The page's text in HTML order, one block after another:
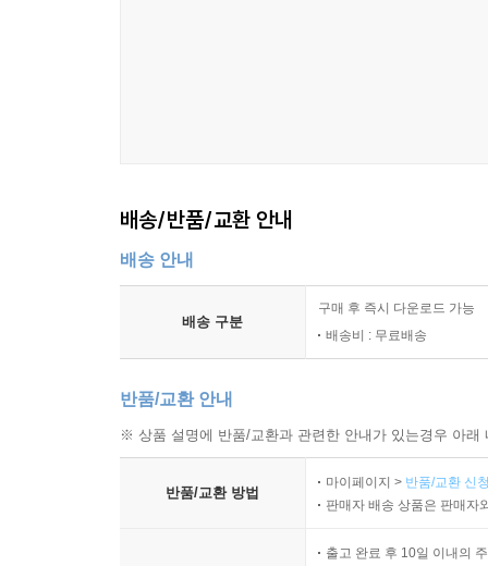
배송/반품/교환 안내
배송 안내
배송 구분
구매 후 즉시 다운로드 가능
배송비 : 무료배송
반품/교환 안내
※ 상품 설명에 반품/교환과 관련한 안내가 있는경우 아
반품/교환 방법
마이페이지 > 반품/교환 신
판매자 배송 상품은 판매자
출고 완료 후 10일 이내의